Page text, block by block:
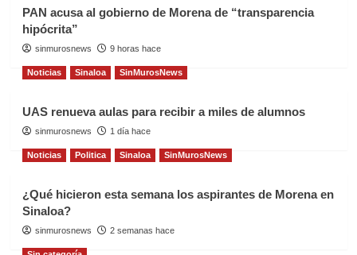
PAN acusa al gobierno de Morena de “transparencia
hipócrita”
sinmurosnews 9 horas hace
Noticias Sinaloa SinMurosNews
UAS renueva aulas para recibir a miles de alumnos
sinmurosnews 1 día hace
Noticias Politica Sinaloa SinMurosNews
¿Qué hicieron esta semana los aspirantes de Morena en
Sinaloa?
sinmurosnews 2 semanas hace